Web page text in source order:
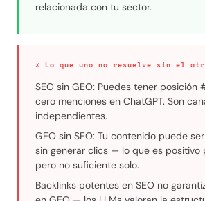
relacionada con tu sector.
✗ Lo que uno no resuelve sin el
SEO sin GEO: Puedes tener posición
cero menciones en ChatGPT. Son
independientes.
GEO sin SEO: Tu contenido puede
sin generar clics — lo que es positivo
pero no suficiente solo.
Backlinks potentes en SEO no